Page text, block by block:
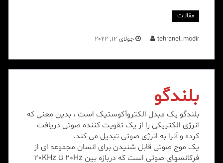
مقالات
tehranel_modir جولای 12, 2022
بلندگو
بلندگو یک مبدل الکتروآکوستیک است ، بدین معنی که
انرژی الکتریکی را از یک تقویت کننده صوتی دریافت
کرده و آنرا به انرژی صوتی تبدیل می کند.
یک موج صوتی قابل شنیدن برای انسان مجموعه ای از
فرکانسهای صوتی است که دربازه بین 20Hz تا 20KHz